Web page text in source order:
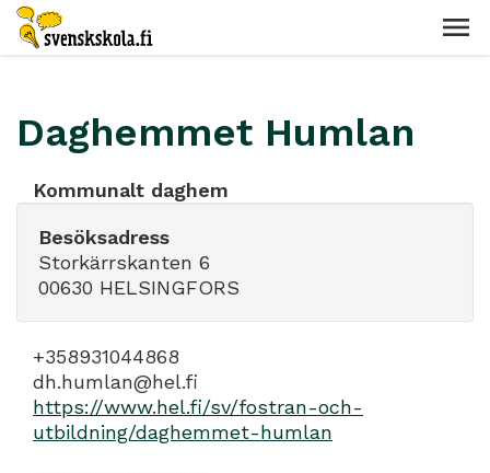
Daghemmet Humlan
Kommunalt daghem
Besöksadress
Storkärrskanten 6
00630 HELSINGFORS
+358931044868
dh.humlan@hel.fi
https://www.hel.fi/sv/fostran-och-
utbildning/daghemmet-humlan